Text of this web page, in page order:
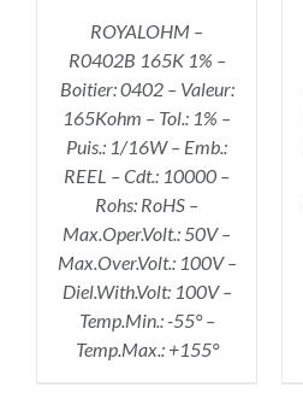
ROYALOHM –
R0402B 165K 1% –
Boitier: 0402 – Valeur:
165Kohm – Tol.: 1% –
Puis.: 1/16W – Emb.:
REEL – Cdt.: 10000 –
Rohs: RoHS –
Max.Oper.Volt.: 50V –
Max.Over.Volt.: 100V –
Diel.With.Volt: 100V –
Temp.Min.: -55° –
Temp.Max.: +155°